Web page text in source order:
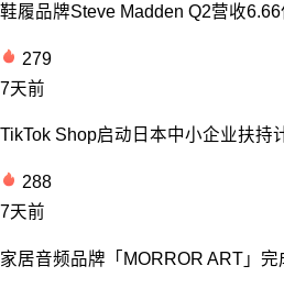
鞋履品牌Steve Madden Q2营收
279
7天前
TikTok Shop启动日本中小企业扶持
288
7天前
家居音频品牌「MORROR ART」